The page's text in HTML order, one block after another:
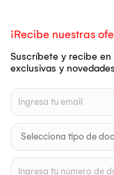
¡Recibe nuestras
Suscríbete y recibe
exclusivas y novedades